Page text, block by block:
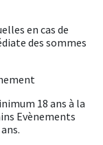
en cas de
des sommes
18 ans à la
Evènements